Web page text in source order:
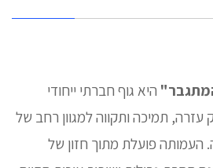
היא גוף חברתי ייחודי
תמיכה ותקווה למגוון רחב של
העמותה פועלת מתוך חזון של